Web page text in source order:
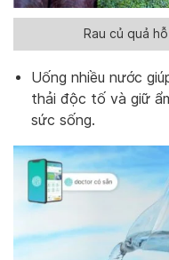
Rau củ quả
Uống nhiều nước
thải độc tố và giữ
sức sống.